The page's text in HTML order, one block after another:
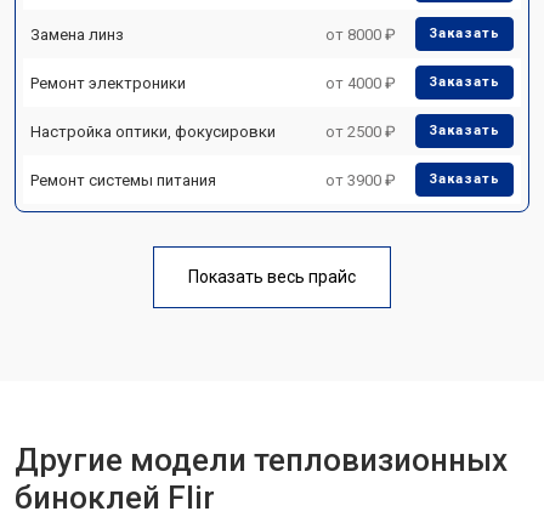
Замена линз от 8000 ₽ Заказать
Ремонт электроники от 4000 ₽ Заказать
Настройка оптики, фокусировки от 2500 ₽ Заказать
Ремонт системы питания от 3900 ₽ Заказать
Показать весь прайс
Другие модели тепловизионных
биноклей Flir